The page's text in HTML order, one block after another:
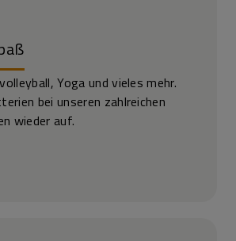
Yoga und vieles mehr.
bei unseren zahlreichen
wieder auf.